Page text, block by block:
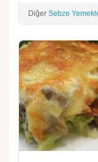
Diğer Sebze